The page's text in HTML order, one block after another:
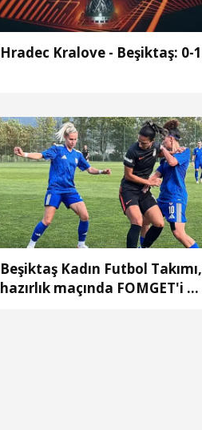
Hradec Kralove - Beşiktaş: 0-1
Beşiktaş Kadın Futbol Takımı,
hazırlık maçında FOMGET'i 3-